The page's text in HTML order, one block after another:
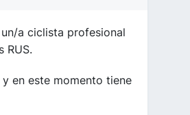
a ciclista profesional
RUS.
en este momento tiene